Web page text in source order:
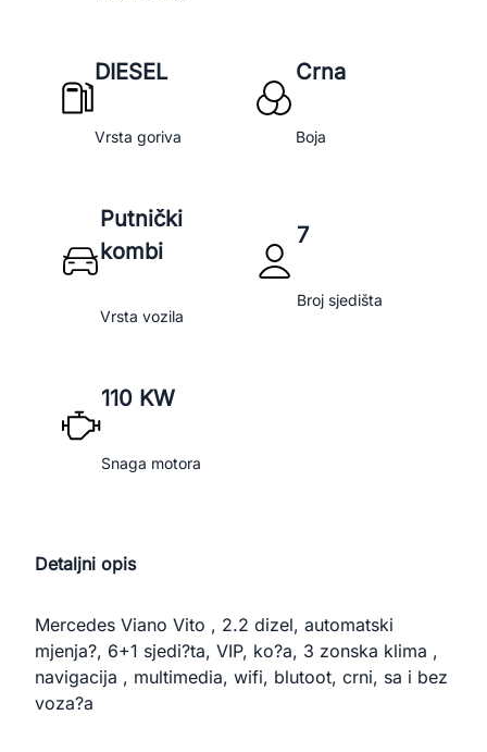
DIESEL
Vrsta goriva
Crna
Boja
Putnički
kombi
Vrsta vozila
7
Broj sjedišta
110 KW
Snaga motora
Detaljni opis
Mercedes Viano Vito , 2.2 dizel, automatski
mjenja?, 6+1 sjedi?ta, VIP, ko?a, 3 zonska klima ,
navigacija , multimedia, wifi, blutoot, crni, sa i bez
voza?a